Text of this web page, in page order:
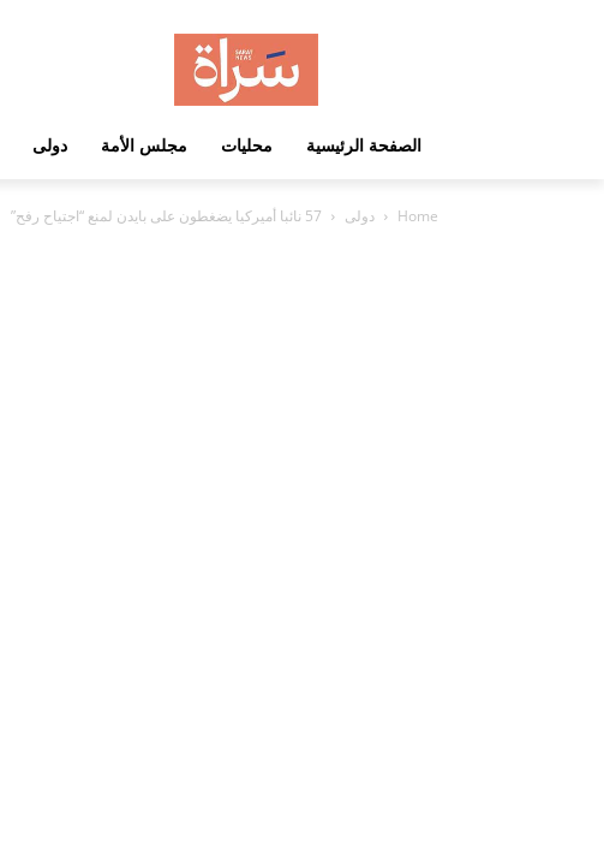
الصفحة الرئيسية محليات مجلس الأمة دولى
Home دولى 57 نائبا أميركيا يضغطون على بايدن لمنع “اجتياح رفح”